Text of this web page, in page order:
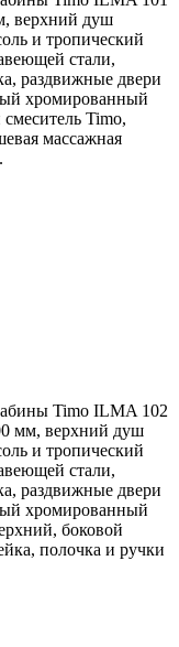
верхний душ
и тропический
стали,
раздвижные двери
хромированный
Timo,
массажная
Timo ILMA 102
мм, верхний душ
и тропический
стали,
раздвижные двери
хромированный
боковой
полочка и ручки